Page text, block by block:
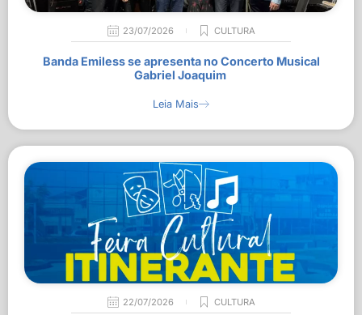
23/07/2026 CULTURA
Banda Emiless se apresenta no Concerto Musical
Gabriel Joaquim
Leia Mais
22/07/2026 CULTURA